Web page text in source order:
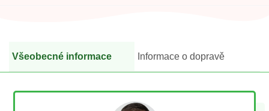
Všeobecné informace Informace o dopravě